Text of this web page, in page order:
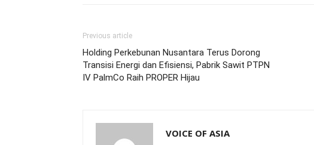
Previous article
Holding Perkebunan Nusantara Terus Dorong
Transisi Energi dan Efisiensi, Pabrik Sawit PTPN
IV PalmCo Raih PROPER Hijau
VOICE OF ASIA